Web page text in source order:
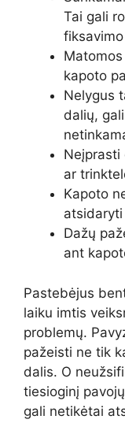
Tai gali
kapoto
Nelygus
dalių,
Neįprasti
ar
Kapoto
Dažų
ant
Pastebėjus
laiku imtis
problemų.
pažeisti ne tik
dalis. O
tiesioginį
gali netikėtai